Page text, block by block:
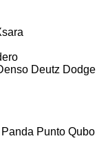
Deutz Dodge
Panda Punto Qubo